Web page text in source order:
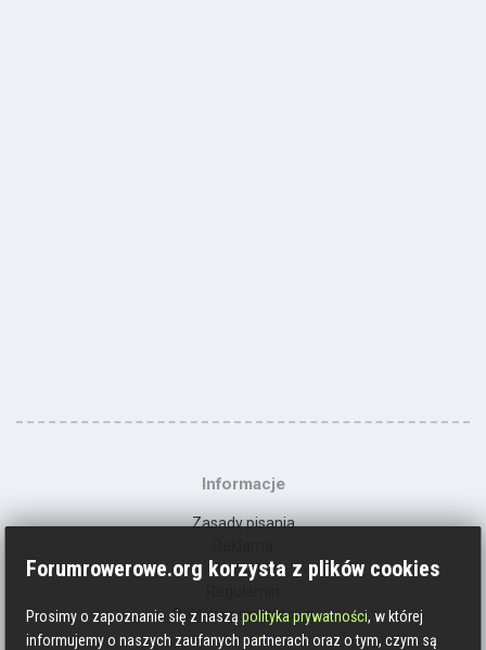
Informacje
Zasady pisania
Kontakt
Polityka prywatności
Forumrowerowe.org korzysta z plików cookies
Prosimy o zapoznanie się z nasząpolityka prywatności, w której
informujemy o naszych zaufanych partnerach oraz o tym, czym są